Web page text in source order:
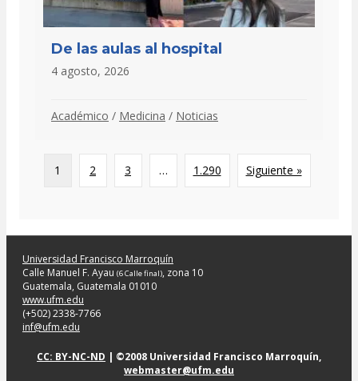
De las aulas al hospital
4 agosto, 2026
Académico / Medicina / Noticias
1 2 3 … 1.290 Siguiente »
Universidad Francisco Marroquín
Calle Manuel F. Ayau (6 Calle final), zona 10
Guatemala, Guatemala 01010
www.ufm.edu
(+502) 2338-7766
inf@ufm.edu
CC: BY-NC-ND | ©2008 Universidad Francisco Marroquín,
webmaster@ufm.edu